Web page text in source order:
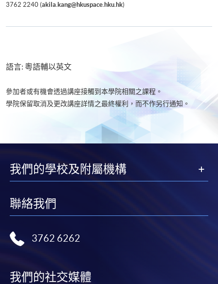
3762 2240 (akila.kang@hkuspace.hku.hk)
語言: 粵語輔以英文
參加者或有機會透過講座接觸到本學院相關之課程。
學院保留取消及更改講座詳情之最終權利，而不作另行通知。
我們的學校及附屬機構
聯絡我們
3762 6262
我們的社交媒體